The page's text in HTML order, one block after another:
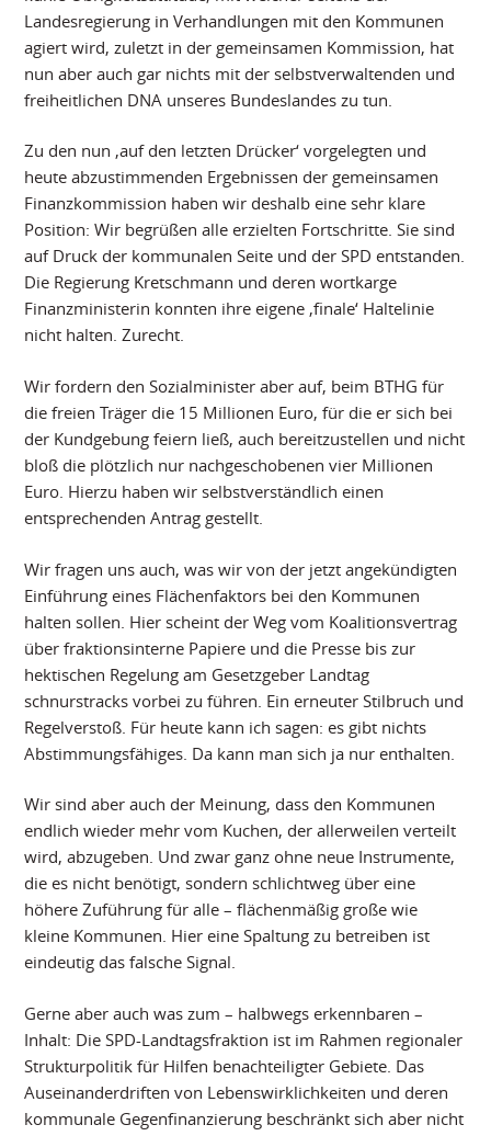
Landesregierung in Verhandlungen mit den Kommunen
agiert wird, zuletzt in der gemeinsamen Kommission, hat
nun aber auch gar nichts mit der selbstverwaltenden und
freiheitlichen DNA unseres Bundeslandes zu tun.
Zu den nun ‚auf den letzten Drücker‘ vorgelegten und
heute abzustimmenden Ergebnissen der gemeinsamen
Finanzkommission haben wir deshalb eine sehr klare
Position: Wir begrüßen alle erzielten Fortschritte. Sie sind
auf Druck der kommunalen Seite und der SPD entstanden.
Die Regierung Kretschmann und deren wortkarge
Finanzministerin konnten ihre eigene ‚finale‘ Haltelinie
nicht halten. Zurecht.
Wir fordern den Sozialminister aber auf, beim BTHG für
die freien Träger die 15 Millionen Euro, für die er sich bei
der Kundgebung feiern ließ, auch bereitzustellen und nicht
bloß die plötzlich nur nachgeschobenen vier Millionen
Euro. Hierzu haben wir selbstverständlich einen
entsprechenden Antrag gestellt.
Wir fragen uns auch, was wir von der jetzt angekündigten
Einführung eines Flächenfaktors bei den Kommunen
halten sollen. Hier scheint der Weg vom Koalitionsvertrag
über fraktionsinterne Papiere und die Presse bis zur
hektischen Regelung am Gesetzgeber Landtag
schnurstracks vorbei zu führen. Ein erneuter Stilbruch und
Regelverstoß. Für heute kann ich sagen: es gibt nichts
Abstimmungsfähiges. Da kann man sich ja nur enthalten.
Wir sind aber auch der Meinung, dass den Kommunen
endlich wieder mehr vom Kuchen, der allerweilen verteilt
wird, abzugeben. Und zwar ganz ohne neue Instrumente,
die es nicht benötigt, sondern schlichtweg über eine
höhere Zuführung für alle – flächenmäßig große wie
kleine Kommunen. Hier eine Spaltung zu betreiben ist
eindeutig das falsche Signal.
Gerne aber auch was zum – halbwegs erkennbaren –
Inhalt: Die SPD-Landtagsfraktion ist im Rahmen regionaler
Strukturpolitik für Hilfen benachteiligter Gebiete. Das
Auseinanderdriften von Lebenswirklichkeiten und deren
kommunale Gegenfinanzierung beschränkt sich aber nicht